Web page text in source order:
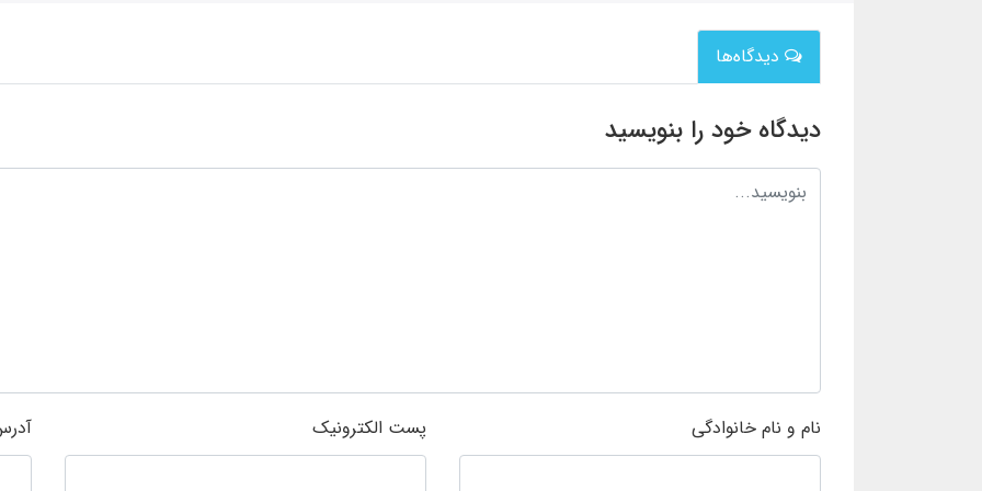
دیدگاه‌ها
دیدگاه خود را بنویسید
نام و نام خانوادگی پست الکترونیک